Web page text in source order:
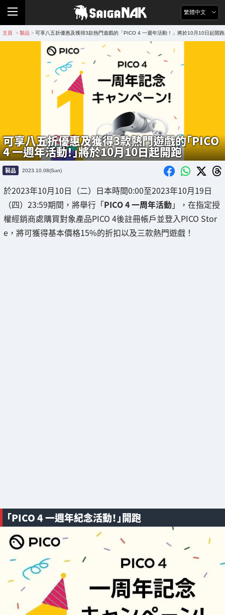
繁體中文
主頁 > 製品 > 可享八五折優惠及獲得3款熱門遊戲的「PICO 4 一週年活動！」將於10月10日起開跑
可享八五折優惠及獲得3款熱門遊戲的「PICO
4 一週年活動！」將於10月10日起開跑
製品 2023.10.08(Sun)
於2023年10月10日（二）日本時間0:00至2023年10月19日
（四）23:59期間，將舉行「PICO 4 一周年活動」，在指定授
權經銷商處購買對象產品PICO 4後註冊帳戶並登入PICO Stor
e，將可獲得基本價格15%的折扣以及三款熱門遊戲！
「PICO 4 一週年紀念活動！」開跑